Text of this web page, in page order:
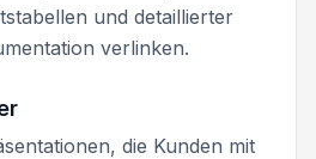
und detaillierter
verlinken.
die Kunden mit